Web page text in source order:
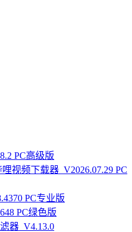
PC高级版
视频下载器_V2026.07.29 PC
PC专业版
PC绿色版
器_V4.13.0